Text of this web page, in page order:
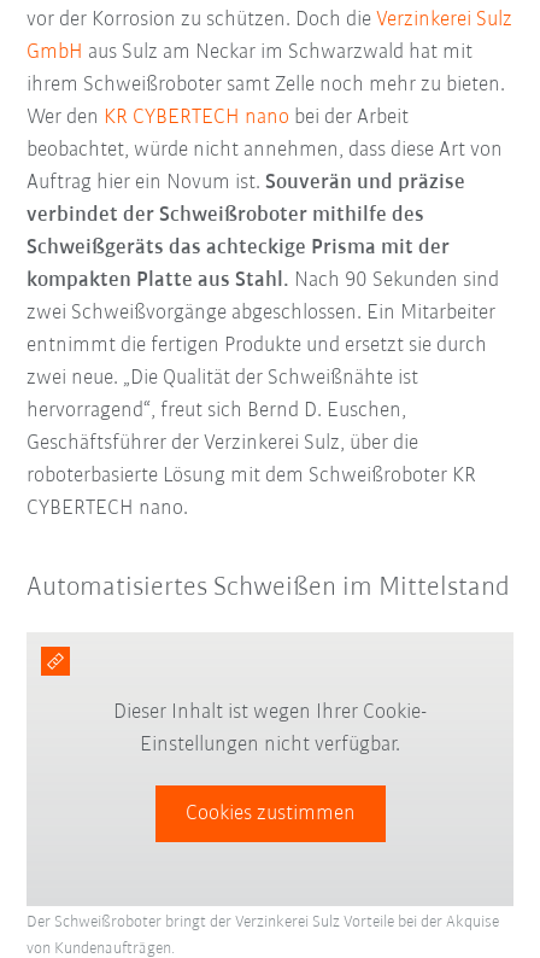
vor der Korrosion zu schützen. Doch dieVerzinkerei Sulz
GmbH aus Sulz am Neckar im Schwarzwald hat mit
ihrem Schweißroboter samt Zelle noch mehr zu bieten.
Wer den KR CYBERTECH nano bei der Arbeit
beobachtet, würde nicht annehmen, dass diese Art von
Auftrag hier ein Novum ist.Souverän und präzise
verbindet der Schweißroboter mithilfe des
Schweißgeräts das achteckige Prisma mit der
kompakten Platte aus Stahl. Nach 90 Sekunden sind
zwei Schweißvorgänge abgeschlossen. Ein Mitarbeiter
entnimmt die fertigen Produkte und ersetzt sie durch
zwei neue. „Die Qualität der Schweißnähte ist
hervorragend“, freut sich Bernd D. Euschen,
Geschäftsführer der Verzinkerei Sulz, über die
roboterbasierte Lösung mit dem Schweißroboter KR
CYBERTECH nano.
Automatisiertes Schweißen im Mittelstand
Dieser Inhalt ist wegen Ihrer Cookie-
Einstellungen nicht verfügbar.
Cookies zustimmen
Der Schweißroboter bringt der Verzinkerei Sulz Vorteile bei der Akquise
von Kundenaufträgen.